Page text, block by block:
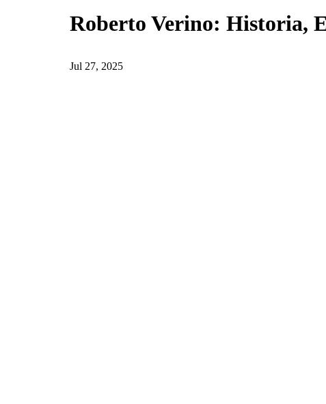
Roberto Verino: Historia,
Jul 27, 2025